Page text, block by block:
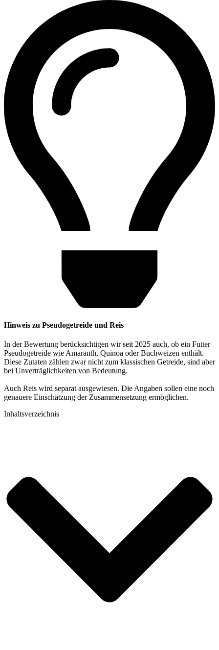
Hinweis zu Pseudogetreide und Reis
In der Bewertung berücksichtigen wir seit 2025 auch, ob ein Futter
Pseudogetreide wie Amaranth, Quinoa oder Buchweizen enthält.
Diese Zutaten zählen zwar nicht zum klassischen Getreide, sind aber
bei Unverträglichkeiten von Bedeutung.
Auch Reis wird separat ausgewiesen. Die Angaben sollen eine noch
genauere Einschätzung der Zusammensetzung ermöglichen.
Inhaltsverzeichnis​